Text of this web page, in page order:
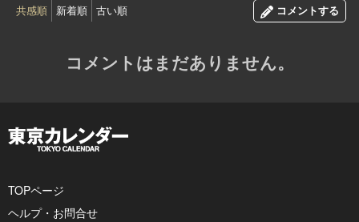
共感順 新着順 古い順 コメントする
コメントはまだありません。
TOPページ
ヘルプ・お問合せ